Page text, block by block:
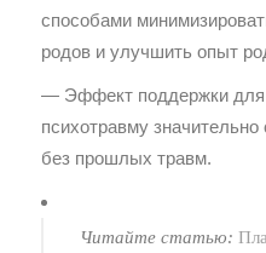
способами
родов и улучшить опыт
— Эффект поддержки для
психотравму
без прошлых травм.
Читайте статью: